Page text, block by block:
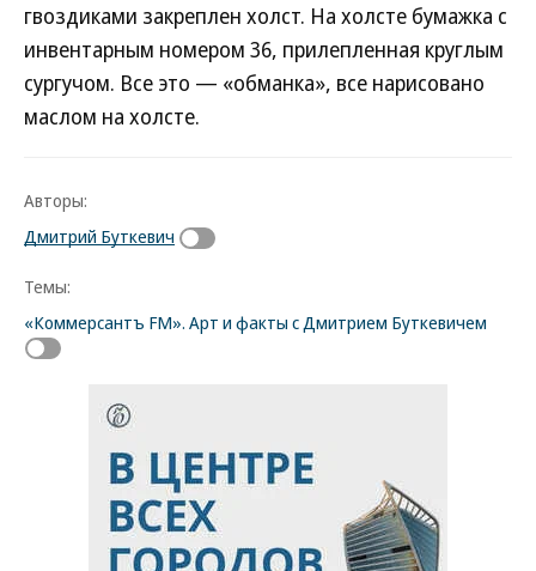
гвоздиками закреплен холст. На холсте бумажка с
инвентарным номером 36, прилепленная круглым
сургучом. Все это — «обманка», все нарисовано
маслом на холсте.
Авторы:
Дмитрий Буткевич
Темы:
«Коммерсантъ FM». Арт и факты с Дмитрием Буткевичем